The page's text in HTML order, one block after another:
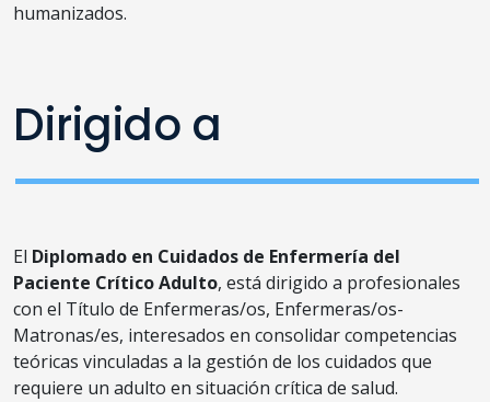
humanizados.
El Diplomado en Cuidados de Enfermería del
Paciente Crítico Adulto, está dirigido a profesionales
con el Título de Enfermeras/os, Enfermeras/os-
Matronas/es, interesados en consolidar competencias
teóricas vinculadas a la gestión de los cuidados que
requiere un adulto en situación crítica de salud.
Dirigido a